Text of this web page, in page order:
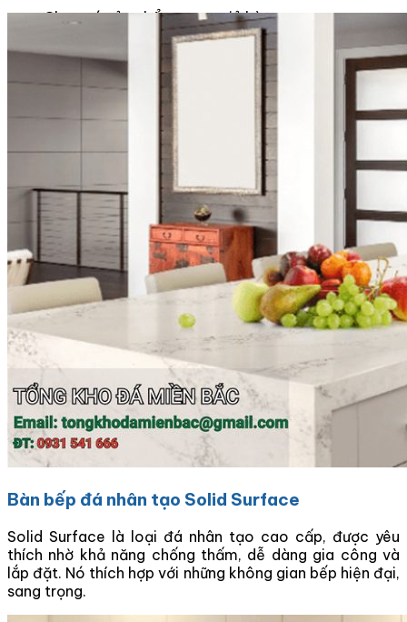
Chưa có sản phẩm trong giỏ hàng.
Bàn bếp đá nhân tạo Solid Surface
Solid Surface là loại đá nhân tạo cao cấp, được yêu
thích nhờ khả năng chống thấm, dễ dàng gia công và
lắp đặt. Nó thích hợp với những không gian bếp hiện đại,
sang trọng.